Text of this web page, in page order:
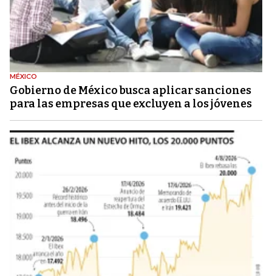
MÉXICO
Gobierno de México busca aplicar sanciones
para las empresas que excluyen a los jóvenes